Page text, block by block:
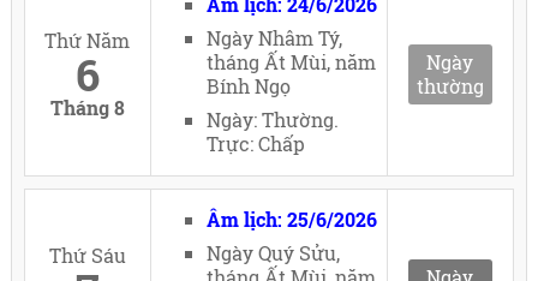
Thứ Năm
6
Tháng 8
Ngày Nhâm Tý,
tháng Ất Mùi, năm
Bính Ngọ
Ngày: Thường.
Trực: Chấp
Ngày
thường
Thứ Sáu
Âm lịch: 25/6/2026
Ngày Quý Sửu,